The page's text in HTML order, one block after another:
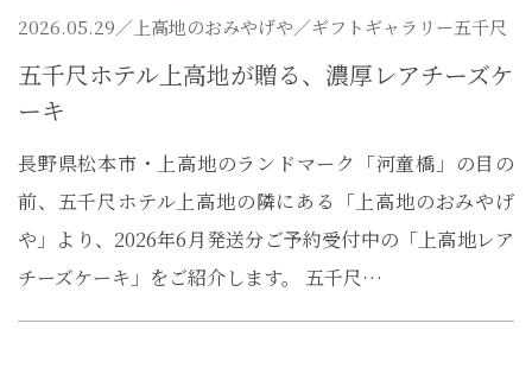
2026.05.29／ 上高地のおみやげや／ギフトギャラリー五千尺
五千尺ホテル上高地が贈る、濃厚レアチーズケ
ーキ
長野県松本市・上高地のランドマーク「河童橋」の目の
前、五千尺ホテル上高地の隣にある「上高地のおみやげ
や」より、2026年6月発送分ご予約受付中の「上高地レア
チーズケーキ」をご紹介します。 五千尺…